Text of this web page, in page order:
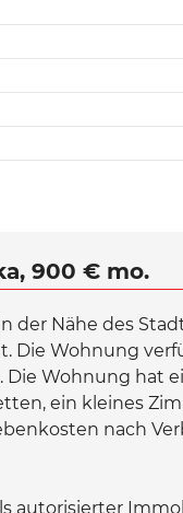
900 € mo.
der Nähe des
Die Wohnung
Die Wohnung hat
ein kleines
nach
autorisierter